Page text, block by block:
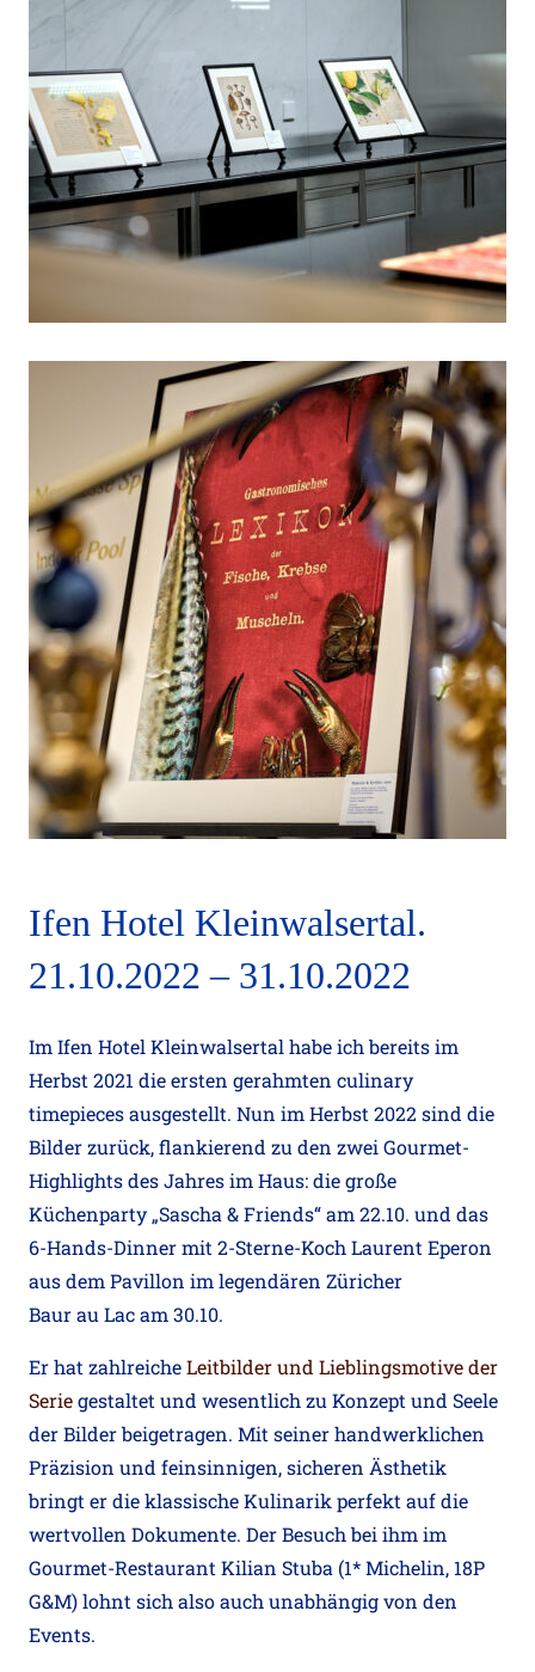
Hotel Castel Dine & Wine Nov 21 –
culinary timepieces
21
Ifen Hotel Kleinwalsertal.
21.10.2022 – 31.10.2022
Im Ifen Hotel Kleinwalsertal habe ich bereits im
Herbst 2021 die ersten gerahmten culinary
timepieces ausgestellt. Nun im Herbst 2022 sind die
Bilder zurück, flankierend zu den zwei Gourmet-
Highlights des Jahres im Haus: die große
Küchenparty „Sascha & Friends“ am 22.10. und das
6-Hands-Dinner mit 2-Sterne-Koch Laurent Eperon
aus dem Pavillon im legendären Züricher
Baurau Lacam 30.10.
Er hat zahlreicheLeitbilder und Lieblingsmotive der
Seriegestaltet und wesentlich zu Konzept und Seele
der Bilder beigetragen. Mit seiner handwerklichen
Präzision und feinsinnigen, sicheren Ästhetik
bringt er die klassische Kulinarik perfekt auf die
wertvollen Dokumente. Der Besuch bei ihm im
Gourmet-Restaurant Kilian Stuba (1* Michelin, 18P
G&M) lohnt sich also auch unabhängig von den
Events.